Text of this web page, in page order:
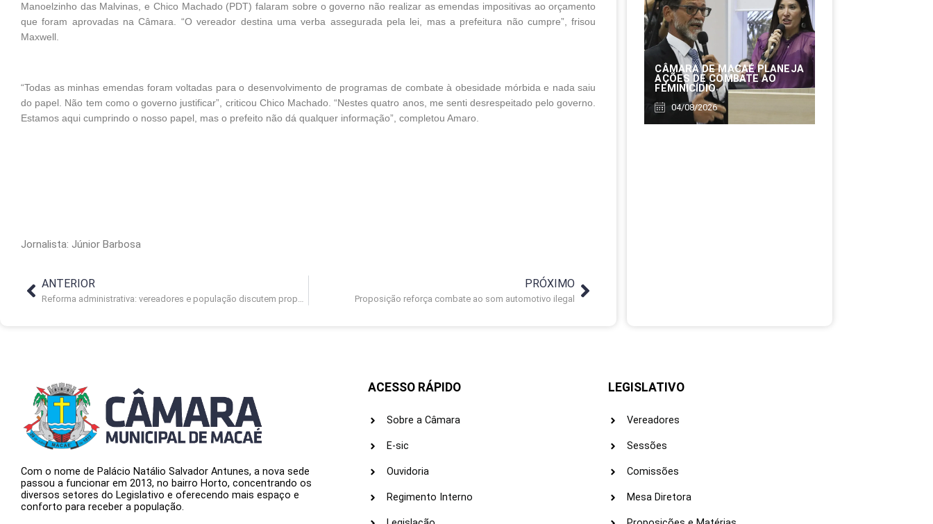
Manoelzinho das Malvinas, e Chico Machado (PDT) falaram sobre o governo não realizar as emendas impositivas ao orçamento
que foram aprovadas na Câmara. “O vereador destina uma verba assegurada pela lei, mas a prefeitura não cumpre”, frisou
Maxwell.
“Todas as minhas emendas foram voltadas para o desenvolvimento de programas de combate à obesidade mórbida e nada saiu
do papel. Não tem como o governo justificar”, criticou Chico Machado. “Nestes quatro anos, me senti desrespeitado pelo governo.
Estamos aqui cumprindo o nosso papel, mas o prefeito não dá qualquer informação”, completou Amaro.
Jornalista: Júnior Barbosa
ANTERIOR
Reforma administrativa: vereadores e população discutem proposta
PRÓXIMO
Proposição reforça combate ao som automotivo ilegal
CÂMARA DE MACAÉ PLANEJA
AÇÕES DE COMBATE AO
FEMINICÍDIO
04/08/2026
Com o nome de Palácio Natálio Salvador Antunes, a nova sede
passou a funcionar em 2013, no bairro Horto, concentrando os
diversos setores do Legislativo e oferecendo mais espaço e
conforto para receber a população.
ACESSO RÁPIDO
Sobre a Câmara
E-sic
Ouvidoria
Regimento Interno
LEGISLATIVO
Vereadores
Sessões
Comissões
Mesa Diretora